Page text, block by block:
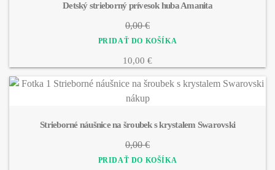
Detský strieborný prívesok huba Amanita
0,00 €
10,00 €
Strieborné náušnice na šroubek s krystalem Swarovski
0,00 €